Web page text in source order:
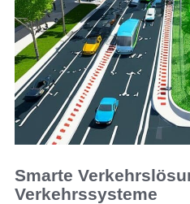
Smarte
Verkehrssysteme